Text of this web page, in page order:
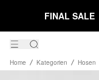
FINAL SALE
Home Kategorien Hosen